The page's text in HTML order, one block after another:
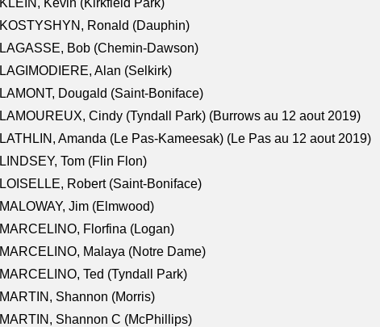
KOSTYSHYN, Ronald (Dauphin)
LAGASSE, Bob (Chemin-Dawson)
LAGIMODIERE, Alan (Selkirk)
LAMONT, Dougald (Saint-Boniface)
LAMOUREUX, Cindy (Tyndall Park) (Burrows au 12 aout 2019)
LATHLIN, Amanda (Le Pas-Kameesak) (Le Pas au 12 aout 2019)
LINDSEY, Tom (Flin Flon)
LOISELLE, Robert (Saint-Boniface)
MALOWAY, Jim (Elmwood)
MARCELINO, Florfina (Logan)
MARCELINO, Malaya (Notre Dame)
MARCELINO, Ted (Tyndall Park)
MARTIN, Shannon (Morris)
MARTIN, Shannon C (McPhillips)